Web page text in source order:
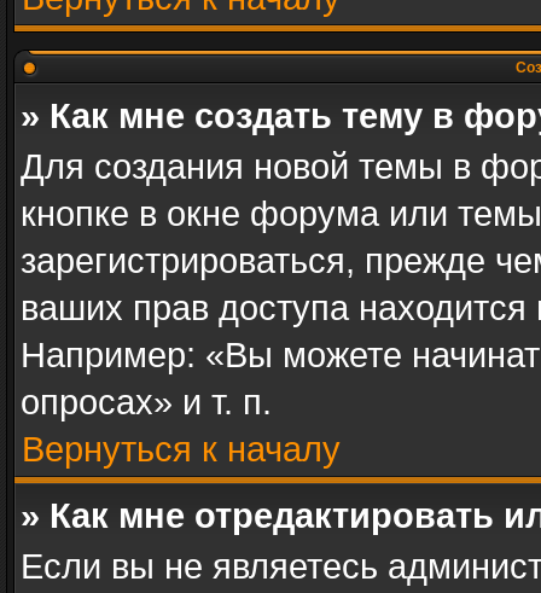
» Как мне создать тему в
Для создания новой темы в
кнопке в окне форума или
зарегистрироваться, прежде
ваших прав доступа
Например: «Вы можете
опросах» и т. п.
Вернуться к началу
» Как мне отредактировать
Если вы не являетесь